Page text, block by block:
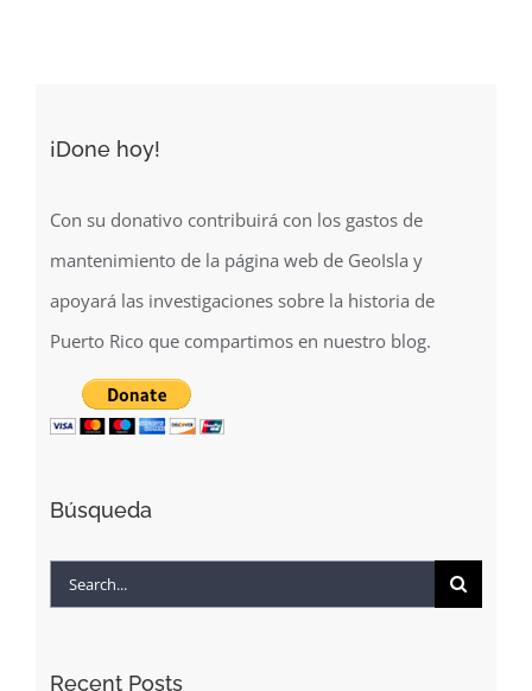
¡Done hoy!
Con su donativo contribuirá con los gastos de
mantenimiento de la página web de GeoIsla y
apoyará las investigaciones sobre la historia de
Puerto Rico que compartimos en nuestro blog.
Búsqueda
Search
Recent Posts